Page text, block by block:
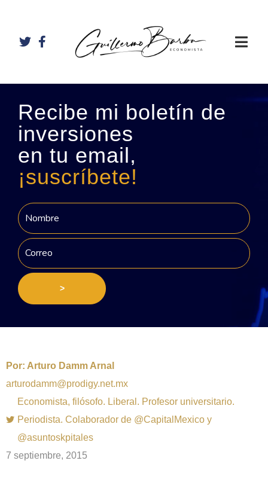
Recibe mi boletín de
inversiones
en tu email,
¡suscríbete!
>
Por: Arturo Damm Arnal
arturodamm@prodigy.net.mx
Economista, filósofo. Liberal. Profesor universitario.
Periodista. Colaborador de @CapitalMexico y
@asuntoskpitales
7 septiembre, 2015